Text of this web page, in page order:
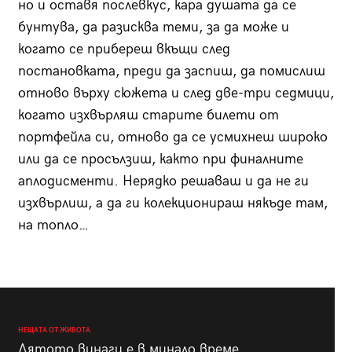
но и оставя послевкус, кара душата да се
бунтува, да разисква теми, за да може и
когато се прибереш вкъщи след
постановката, преди да заспиш, да помислиш
отново върху сюжета и след две-три седмици,
когато изхвърляш старите билети от
портфейла си, отново да се усмихнеш широко
или да се просълзиш, както при финалните
аплодисменти. Нерядко решаваш и да не ги
изхвърлиш, а да ги колекционираш някъде там,
на топло…
НЕЩАТА ОТ ЖИВОТА